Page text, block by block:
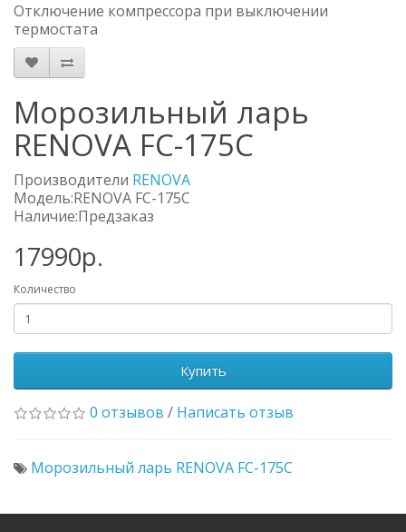
Отключение компрессора при выключении
термостата
Морозильный ларь
RENOVA FC-175C
Производители RENOVA
Модель:RENOVA FC-175C
Наличие:Предзаказ
17990р.
Количество
Купить
0 отзывов / Написать отзыв
Морозильный ларь RENOVA FC-175C